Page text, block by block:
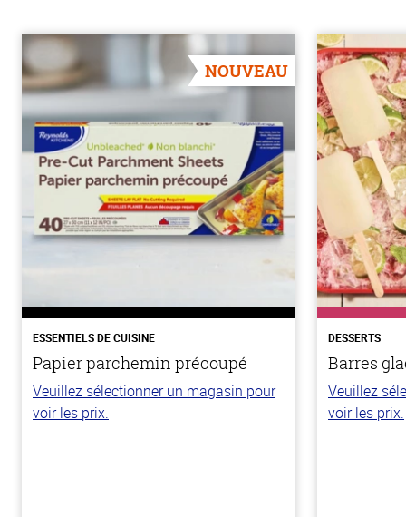
NOUVEAU
ESSENTIELS DE CUISINE
Papier parchemin précoupé
Veuillez sélectionner un magasin pour
voir les prix.
DESSERTS
Barres
Veuillez
voir les prix.